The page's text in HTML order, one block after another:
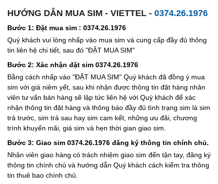
HƯỚNG DẪN MUA SIM - VIETTEL - 0374.26.1976
Bước 1: Đặt mua sim : 0374.26.1976
Quý khách vui lòng nhấp vào mua sim và cung cấp đầy đủ thông
tin liên hệ chi tiết, sau đó "ĐẶT MUA SIM"
Bước 2: Xác nhận đặt sim 0374.26.1976
Bằng cách nhấp vào "ĐẶT MUA SIM" Quý khách đã đồng ý mua
sim với giá niêm yết, sau khi nhận được thông tin đặt hàng nhân
viên tư vấn bán hàng sẽ lập tức liên hệ với Quý khách để xác
nhận thông tin đặt hàng và thông báo đầy đủ tình trạng sim là sim
trả trước, sim trả sau hay sim cam kết, những ưu đãi, chương
trình khuyến mãi, giá sim và hẹn thời gian giao sim.
Bước 3: Giao sim 0374.26.1976 đăng ký thông tin chính chủ.
Nhân viên giao hàng có trách nhiệm giao sim đến tận tay, đăng ký
thông tin chính chủ và hướng dẫn Quý khách cách kiểm tra thông
tin thuê bao chính chủ.